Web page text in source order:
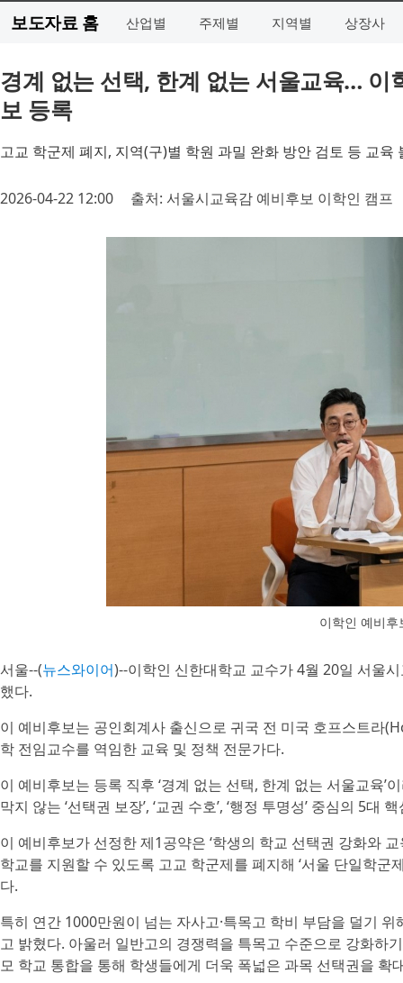
보도자료 홈 산업별 주제별 지역별 상장사
경계 없는 선택, 한계 없는 서울교육… 이
보 등록
고교 학군제 폐지, 지역(구)별 학원 과밀 완화 방안 검토 등 교
2026-04-22 12:00 출처: 서울시교육감 예비후보 이학인 캠프
이학인 예비
서울--(뉴스와이어)--이학인 신한대학교 교수가 4월 20일 서울
했다.
이 예비후보는 공인회계사 출신으로 귀국 전 미국 호프스트라
학 전임교수를 역임한 교육 및 정책 전문가다.
이 예비후보는 등록 직후 ‘경계 없는 선택, 한계 없는 서울교육
막지 않는 ‘선택권 보장’, ‘교권 수호’, ‘행정 투명성’ 중심의 5대
이 예비후보가 선정한 제1공약은 ‘학생의 학교 선택권 강화와
학교를 지원할 수 있도록 고교 학군제를 폐지해 ‘서울 단일학
다.
특히 연간 1000만원이 넘는 자사고·특목고 학비 부담을 덜기
고 밝혔다. 아울러 일반고의 경쟁력을 특목고 수준으로 강화하
모 학교 통합을 통해 학생들에게 더욱 폭넓은 과목 선택권을 확